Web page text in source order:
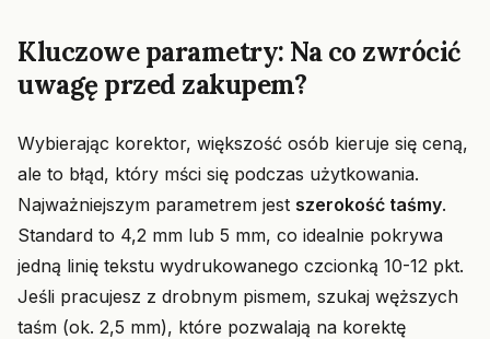
Kluczowe parametry: Na co zwrócić
uwagę przed zakupem?
Wybierając korektor, większość osób kieruje się ceną,
ale to błąd, który mści się podczas użytkowania.
Najważniejszym parametrem jest szerokość taśmy.
Standard to 4,2 mm lub 5 mm, co idealnie pokrywa
jedną linię tekstu wydrukowanego czcionką 10-12 pkt.
Jeśli pracujesz z drobnym pismem, szukaj węższych
taśm (ok. 2,5 mm), które pozwalają na korektę